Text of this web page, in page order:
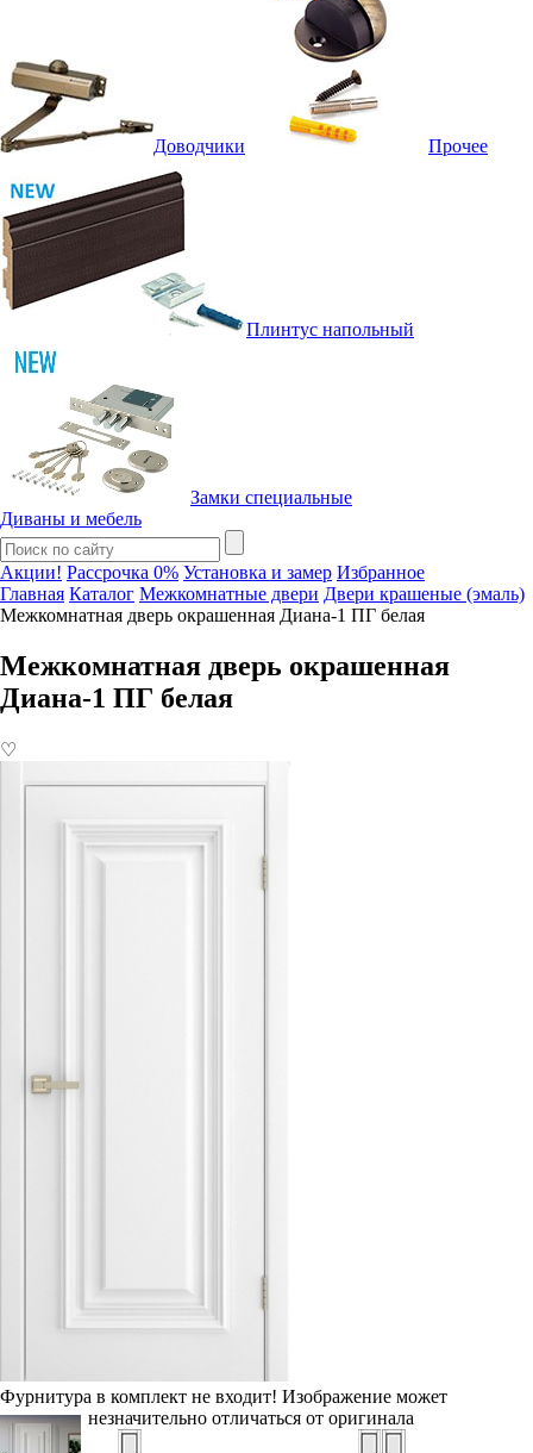
Доводчики Прочее
Плинтус напольный
Замки специальные
Диваны и мебель
Акции! Рассрочка 0% Установка и замер Избранное
Главная Каталог Межкомнатные двери Двери крашеные (эмаль)
Межкомнатная дверь окрашенная Диана-1 ПГ белая
Межкомнатная дверь окрашенная
Диана-1 ПГ белая
♡
Фурнитура в комплект не входит! Изображение может
незначительно отличаться от оригинала